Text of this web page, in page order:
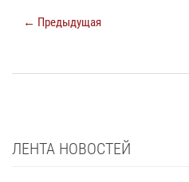
← Предыдущая
ЛЕНТА НОВОСТЕЙ